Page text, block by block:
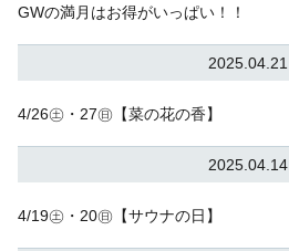
GWの満月はお得がいっぱい！！
2025.04.21
4/26㊏・27㊐【菜の花の香】
2025.04.14
4/19㊏・20㊐【サウナの日】